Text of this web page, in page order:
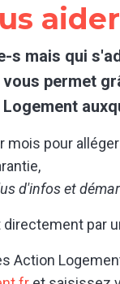
s mais qui
vous permet
mois pour
d'infos et
par
Action